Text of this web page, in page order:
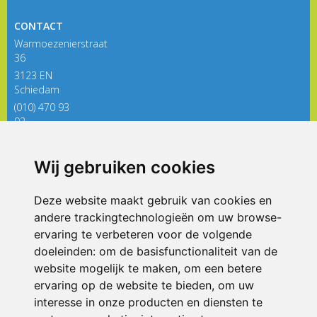
Wij gebruiken cookies
Deze website maakt gebruik van cookies en
andere trackingtechnologieën om uw browse-
ervaring te verbeteren voor de volgende
doeleinden: om de basisfunctionaliteit van de
website mogelijk te maken, om een betere
ervaring op de website te bieden, om uw
interesse in onze producten en diensten te
Formulieren
SIKO
CONTACT
Warmoezenierstraat
36
3123 EN
Schiedam
(010) 470 93
92
ONDERDEEL VAN
© 2026 De Regenboog | Alle rechten voorbehouden